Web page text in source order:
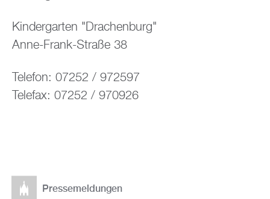
Kindergarten "Drachenburg"
Anne-Frank-Straße 38
Telefon: 07252 / 972597
Telefax: 07252 / 970926
Pressemeldungen